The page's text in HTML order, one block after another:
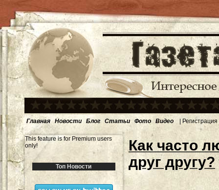
Главная Новости Блог Статьи Фото Видео | Регистрация
This feature is for Premium users
only!
Топ Новости
Как часто
друг другу?